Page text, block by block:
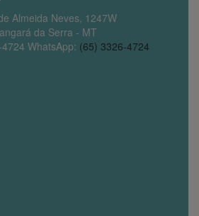
Almeida Neves, 1247W
da Serra - MT
WhatsApp: (65) 3326-4724